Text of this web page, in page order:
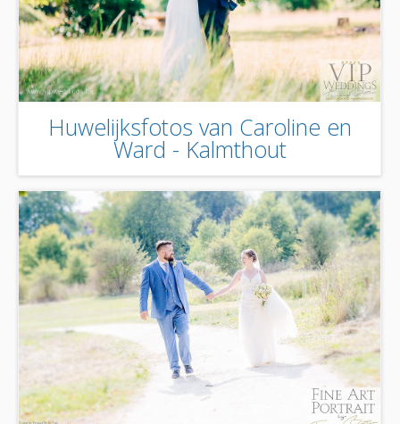
Huwelijksfotos van Caroline en
Ward - Kalmthout